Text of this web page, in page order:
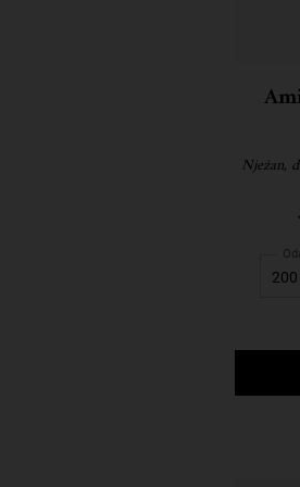
Nježan,